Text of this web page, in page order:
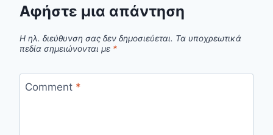
Αφήστε μια απάντηση
Η ηλ. διεύθυνση σας δεν δημοσιεύεται. Τα υποχρεωτικά
πεδία σημειώνονται με *
Comment *